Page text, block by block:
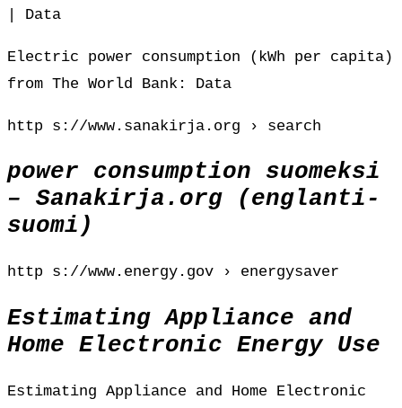
| Data
Electric power consumption (kWh per capita)
from The World Bank: Data
http s://www.sanakirja.org › search
power consumption suomeksi
– Sanakirja.org (englanti-
suomi)
http s://www.energy.gov › energysaver
Estimating Appliance and
Home Electronic Energy Use
Estimating Appliance and Home Electronic